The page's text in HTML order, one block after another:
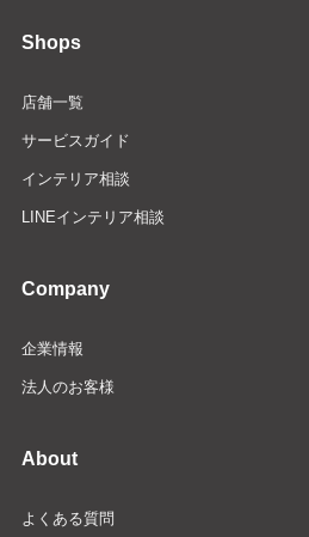
Shops
店舗一覧
サービスガイド
インテリア相談
LINEインテリア相談
Company
企業情報
法人のお客様
About
よくある質問